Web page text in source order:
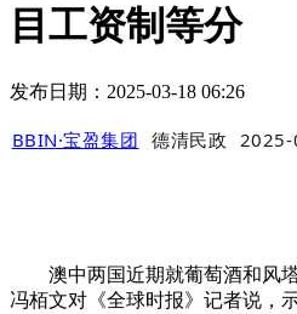
目工资制等分
发布日期：2025-03-18 06:26
BBIN·宝盈集团 德清民政
澳中两国近期就葡萄酒和风塔
冯栢文对《全球时报》记者说，